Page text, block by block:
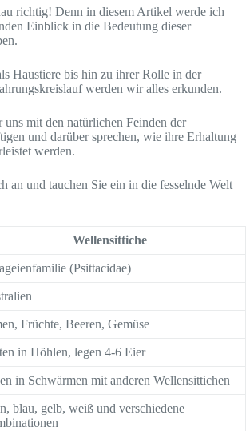
richtig! Denn in diesem Artikel werde ich
Einblick in die Bedeutung dieser
Haustiere bis hin zu ihrer Rolle in der
werden wir alles erkunden.
mit den natürlichen Feinden der
und darüber sprechen, wie ihre Erhaltung
werden.
an und tauchen Sie ein in die fesselnde Welt
Wellensittiche
(Psittacidae)
Früchte, Beeren, Gemüse
in Höhlen, legen 4-6 Eier
in Schwärmen mit anderen Wellensittichen
blau, gelb, weiß und verschiedene